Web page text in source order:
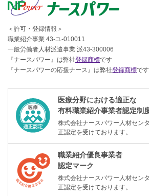
＜許可・登録情報＞
職業紹介事業 43-ユ-010011
一般労働者人材派遣事業 派43-300006
『ナースパワー』は弊社登録商標です
『ナースパワーの応援ナース』は弊社登録商標です
医療分野における適正な
有料職業紹介事業者認定制
株式会社ナースパワー人材セン
正認定を受けております。
職業紹介優良事業者
認定マーク
株式会社ナースパワー人材セン
正認定を受けております。